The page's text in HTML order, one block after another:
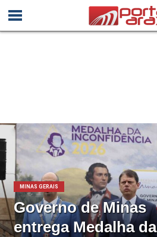
MINAS GERAIS
Governo de Minas
entrega Medalha da